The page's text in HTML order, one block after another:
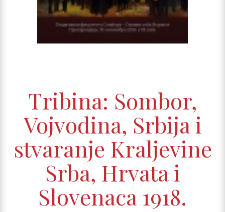
Tribina: Sombor,
Vojvodina, Srbija i
stvaranje Kraljevine
Srba, Hrvata i
Slovenaca 1918.